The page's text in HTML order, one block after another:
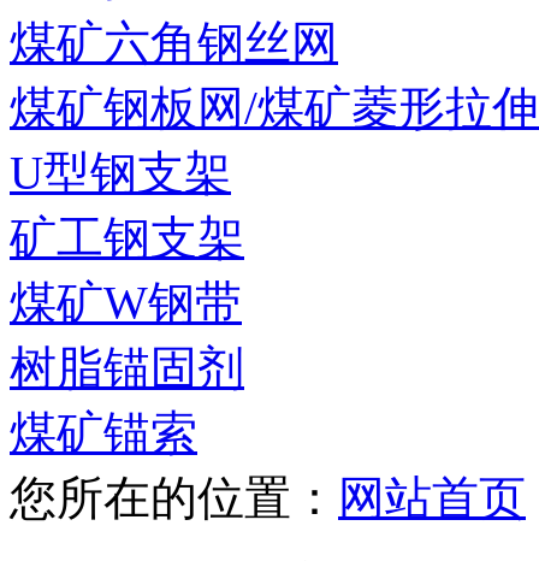
煤矿六角钢丝网
煤矿钢板网/煤矿菱形拉
U型钢支架
矿工钢支架
煤矿W钢带
树脂锚固剂
煤矿锚索
您所在的位置： 网站首页